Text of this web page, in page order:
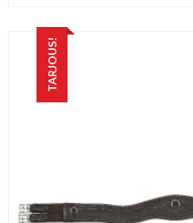
TARJOUS!